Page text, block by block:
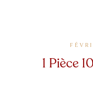
1 Pièce